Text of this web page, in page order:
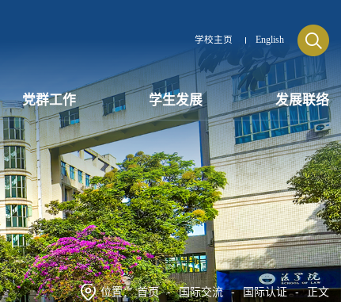
学校主页 English
党群工作 学生发展 发展联络
位置：首页 - 国际交流 - 国际认证 - 正文